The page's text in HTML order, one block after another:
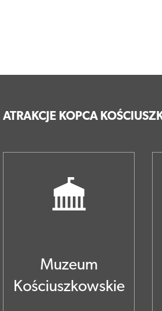
ATRAKCJE KOPCA
Muzeum
Kościuszkowskie